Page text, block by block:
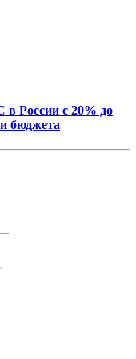
России с 20% до
бюджета